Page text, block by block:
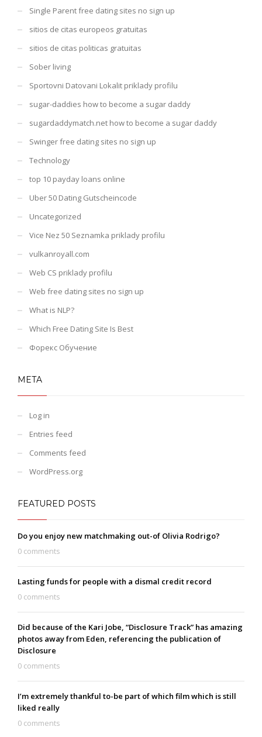
Single Parent free dating sites no sign up
sitios de citas europeos gratuitas
sitios de citas politicas gratuitas
Sober living
Sportovni Datovani Lokalit priklady profilu
sugar-daddies how to become a sugar daddy
sugardaddymatch.net how to become a sugar daddy
Swinger free dating sites no sign up
Technology
top 10 payday loans online
Uber 50 Dating Gutscheincode
Uncategorized
Vice Nez 50 Seznamka priklady profilu
vulkanroyall.com
Web CS priklady profilu
Web free dating sites no sign up
What is NLP?
Which Free Dating Site Is Best
Форекс Обучение
META
Log in
Entries feed
Comments feed
WordPress.org
FEATURED POSTS
Do you enjoy new matchmaking out-of Olivia Rodrigo?
0 comments
Lasting funds for people with a dismal credit record
0 comments
Did because of the Kari Jobe, “Disclosure Track” has amazing
photos away from Eden, referencing the publication of
Disclosure
0 comments
I’m extremely thankful to-be part of which film which is still
liked really
0 comments